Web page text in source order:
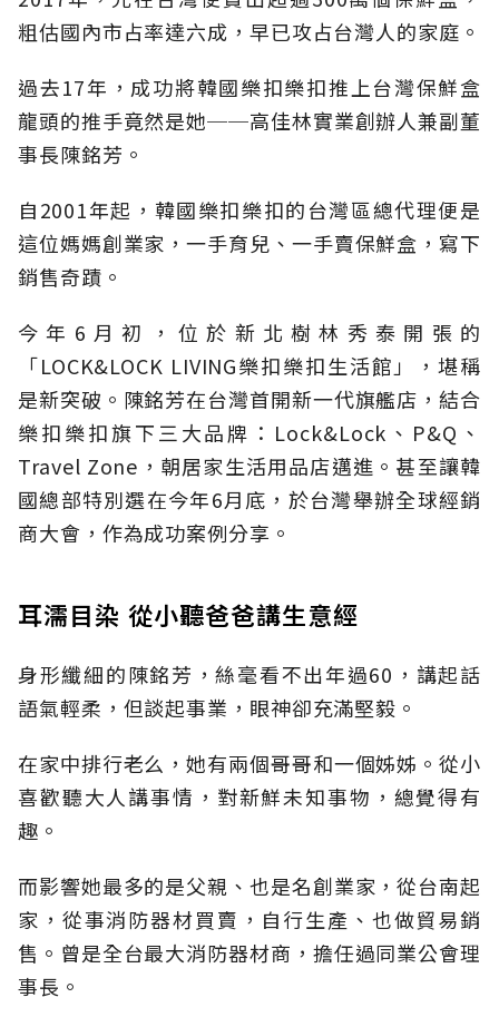
粗估國內市占率達六成，早已攻占台灣人的家庭。
過去17年，成功將韓國樂扣樂扣推上台灣保鮮盒
龍頭的推手竟然是她──高佳林實業創辦人兼副董
事長陳銘芳。
自2001年起，韓國樂扣樂扣的台灣區總代理便是
這位媽媽創業家，一手育兒、一手賣保鮮盒，寫下
銷售奇蹟。
今年6月初，位於新北樹林秀泰開張的
「LOCK&LOCK LIVING樂扣樂扣生活館」，堪稱
是新突破。陳銘芳在台灣首開新一代旗艦店，結合
樂扣樂扣旗下三大品牌：Lock&Lock、P&Q、
Travel Zone，朝居家生活用品店邁進。甚至讓韓
國總部特別選在今年6月底，於台灣舉辦全球經銷
商大會，作為成功案例分享。
耳濡目染 從小聽爸爸講生意經
身形纖細的陳銘芳，絲毫看不出年過60，講起話
語氣輕柔，但談起事業，眼神卻充滿堅毅。
在家中排行老么，她有兩個哥哥和一個姊姊。從小
喜歡聽大人講事情，對新鮮未知事物，總覺得有
趣。
而影響她最多的是父親、也是名創業家，從台南起
家，從事消防器材買賣，自行生產、也做貿易銷
售。曾是全台最大消防器材商，擔任過同業公會理
事長。